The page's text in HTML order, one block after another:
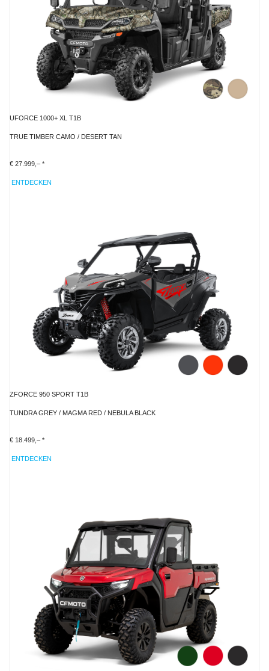
UFORCE 1000+ XL T1B
TRUE TIMBER CAMO / DESERT TAN
€ 27.999,– *
ENTDECKEN
ZFORCE 950 SPORT T1B
TUNDRA GREY / MAGMA RED / NEBULA BLACK
€ 18.499,– *
ENTDECKEN